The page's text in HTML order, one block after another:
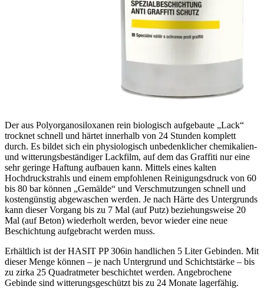
Der aus Polyorganosiloxanen rein biologisch aufgebaute „Lack“
trocknet schnell und härtet innerhalb von 24 Stunden komplett
durch. Es bildet sich ein physiologisch unbedenklicher chemikalien-
und witterungsbeständiger Lackfilm, auf dem das Graffiti nur eine
sehr geringe Haftung aufbauen kann. Mittels eines kalten
Hochdruckstrahls und einem empfohlenen Reinigungsdruck von 60
bis 80 bar können „Gemälde“ und Verschmutzungen schnell und
kostengünstig abgewaschen werden. Je nach Härte des Untergrunds
kann dieser Vorgang bis zu 7 Mal (auf Putz) beziehungsweise 20
Mal (auf Beton) wiederholt werden, bevor wieder eine neue
Beschichtung aufgebracht werden muss.
Erhältlich ist der HASIT PP 306in handlichen 5 Liter Gebinden. Mit
dieser Menge können – je nach Untergrund und Schichtstärke – bis
zu zirka 25 Quadratmeter beschichtet werden. Angebrochene
Gebinde sind witterungsgeschützt bis zu 24 Monate lagerfähig.